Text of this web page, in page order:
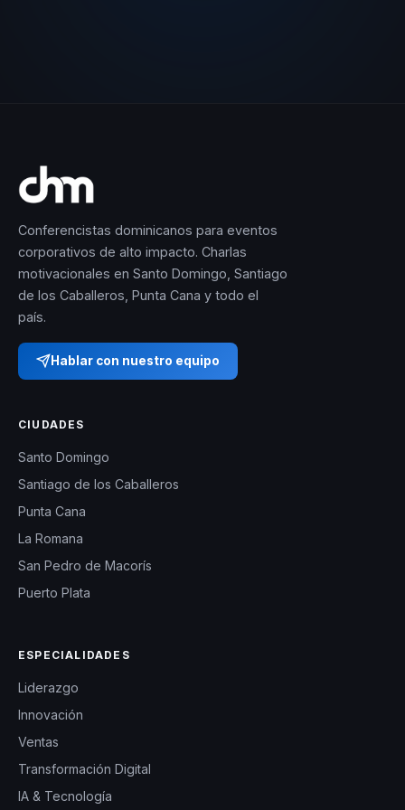
Conferencistas dominicanos para eventos
corporativos de alto impacto. Charlas
motivacionales en Santo Domingo, Santiago
de los Caballeros, Punta Cana y todo el
país.
Hablar con nuestro equipo
CIUDADES
Santo Domingo
Santiago de los Caballeros
Punta Cana
La Romana
San Pedro de Macorís
Puerto Plata
ESPECIALIDADES
Liderazgo
Innovación
Ventas
Transformación Digital
IA & Tecnología